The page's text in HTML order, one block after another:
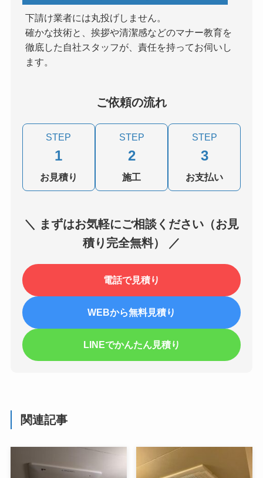
下請け業者には丸投げしません。
確かな技術と、挨拶や清潔感などのマナー教育を
徹底した自社スタッフが、責任を持ってお伺いし
ます。
ご依頼の流れ
STEP
1
お見積り
STEP
2
施工
STEP
3
お支払い
＼ まずはお気軽にご相談ください（お見
積り完全無料） ／
電話で見積り
WEBから無料見積り
LINEでかんたん見積り
関連記事